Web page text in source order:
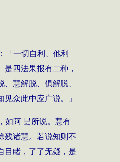
「一切自利、他利
四法果报有二种，
慧解脱、俱解脱、
众此中应广说。」
如阿 昙所说。慧有
残诸慧。若说知则不
目睹，了了无疑，是